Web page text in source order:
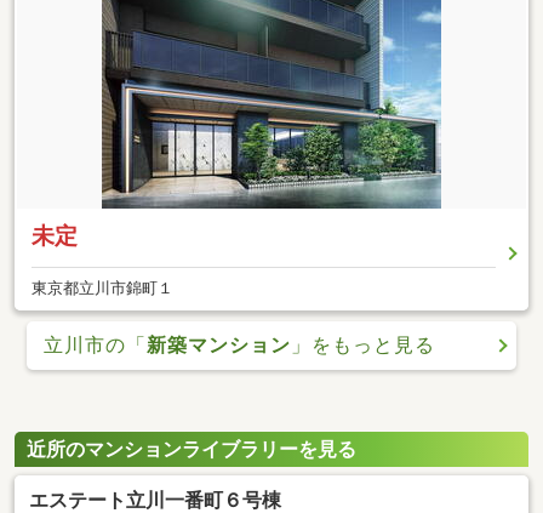
未定
東京都立川市錦町１
立川市の「新築マンション 」をもっと見る
近所のマンションライブラリーを見る
エステート立川一番町６号棟